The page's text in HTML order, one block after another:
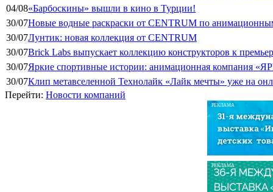
04/08«Барбоскины» вышли в кино в Турции!
30/07Новые водные раскраски от CENTRUM по
30/07Лунтик: новая коллекция от CENTRUM
30/07Brick Labs выпускает коллекцию конструкторов к
30/07Яркие спортивные истории: анимационная компания
30/07Клип метавселенной Технолайк «Лайк мечты» уже на
Перейти: Новости компаний
РЕКЛАМА
РЕКЛАМА